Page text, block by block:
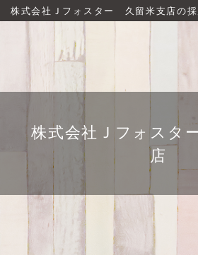
株式会社Ｊフォスター 久留米支店の採
株式会社Ｊフォスタ
店